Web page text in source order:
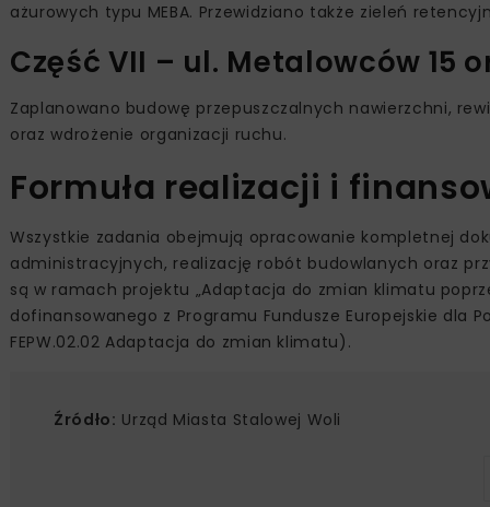
ażurowych typu MEBA. Przewidziano także zieleń
Część VII – ul. Metalowców 15
Zaplanowano budowę przepuszczalnych nawierzchni,
oraz wdrożenie organizacji ruchu.
Formuła realizacji i
Wszystkie zadania obejmują opracowanie kompletnej
administracyjnych, realizację robót budowlanych oraz
są w ramach projektu „Adaptacja do zmian klimatu
dofinansowanego z Programu Fundusze Europejskie dla
FEPW.02.02 Adaptacja do zmian klimatu).
Źródło: Urząd Miasta Stalowej Woli